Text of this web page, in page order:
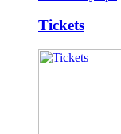
Tickets